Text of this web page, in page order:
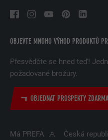
OBJEVTE MNOHO VÝHOD PRODUKTŮ
Přesvědčte se hned teď!
požadované brožury.
OBJEDNAT PROSPEKTY ZDARMA
Má PREFA Česká